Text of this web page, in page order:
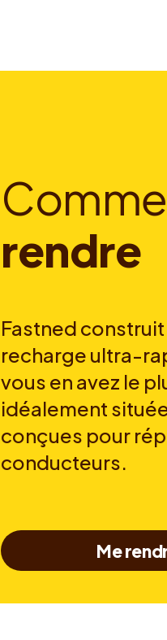
Comme
rendre
Fastned
recharge ultra-
vous en avez le
idéalement
conçues pour
conducteurs.
Me